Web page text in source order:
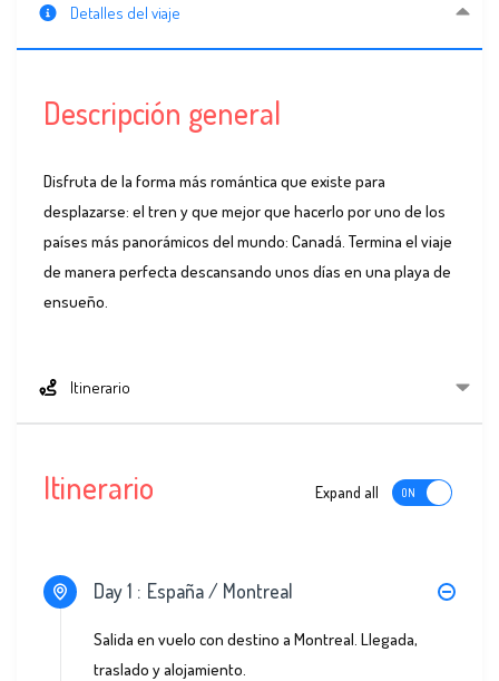
Detalles del viaje
Descripción general
Disfruta de la forma más romántica que existe para
desplazarse: el tren y que mejor que hacerlo por uno de los
países más panorámicos del mundo: Canadá. Termina el viaje
de manera perfecta descansando unos días en una playa de
ensueño.
Itinerario
Itinerario Expand all
Day 1 : España / Montreal
Salida en vuelo con destino a Montreal. Llegada,
traslado y alojamiento.